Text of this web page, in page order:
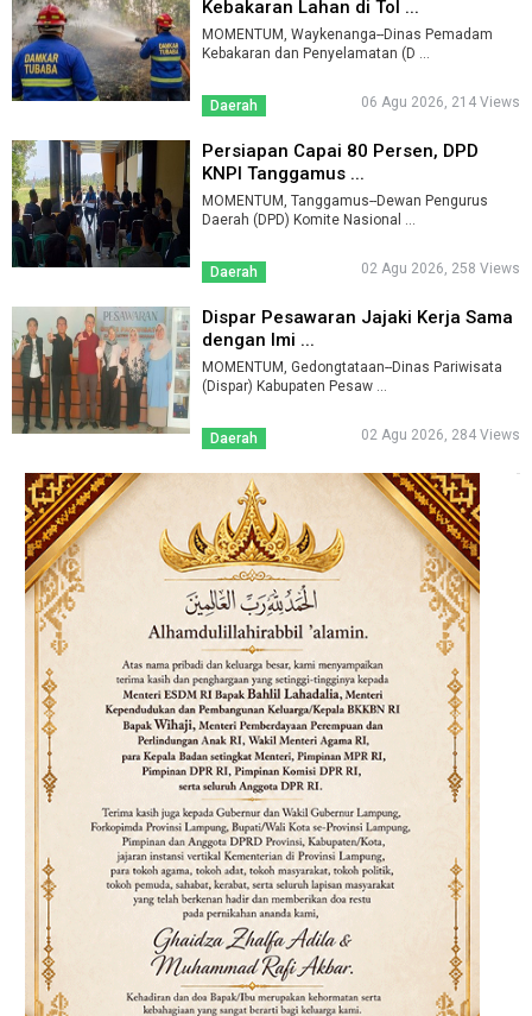
Kebakaran Lahan di Tol ...
MOMENTUM, Waykenanga--Dinas Pemadam
Kebakaran dan Penyelamatan (D ...
Daerah 06 Agu 2026, 214 Views
Persiapan Capai 80 Persen, DPD
KNPI Tanggamus ...
MOMENTUM, Tanggamus--Dewan Pengurus
Daerah (DPD) Komite Nasional ...
Daerah 02 Agu 2026, 258 Views
Dispar Pesawaran Jajaki Kerja Sama
dengan Imi ...
MOMENTUM, Gedongtataan--Dinas Pariwisata
(Dispar) Kabupaten Pesaw ...
Daerah 02 Agu 2026, 284 Views